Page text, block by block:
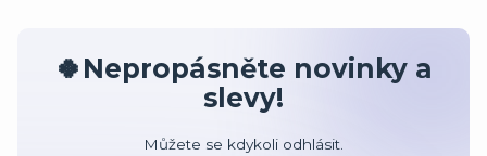
🍀Nepropásněte novinky a
slevy!
Můžete se kdykoli odhlásit.